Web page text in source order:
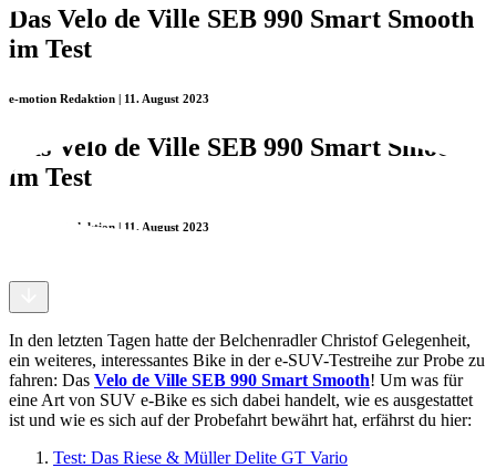
Das Velo de Ville SEB 990 Smart Smooth
im Test
e-motion Redaktion | 11. August 2023
Das Velo de Ville SEB 990 Smart Smooth
im Test
e-motion Redaktion | 11. August 2023
In den letzten Tagen hatte der Belchenradler Christof Gelegenheit,
ein weiteres, interessantes Bike in der e-SUV-Testreihe zur Probe zu
fahren: Das Velo de Ville SEB 990 Smart Smooth! Um was für
eine Art von SUV e-Bike es sich dabei handelt, wie es ausgestattet
ist und wie es sich auf der Probefahrt bewährt hat, erfährst du hier:
Test: Das Riese & Müller Delite GT Vario